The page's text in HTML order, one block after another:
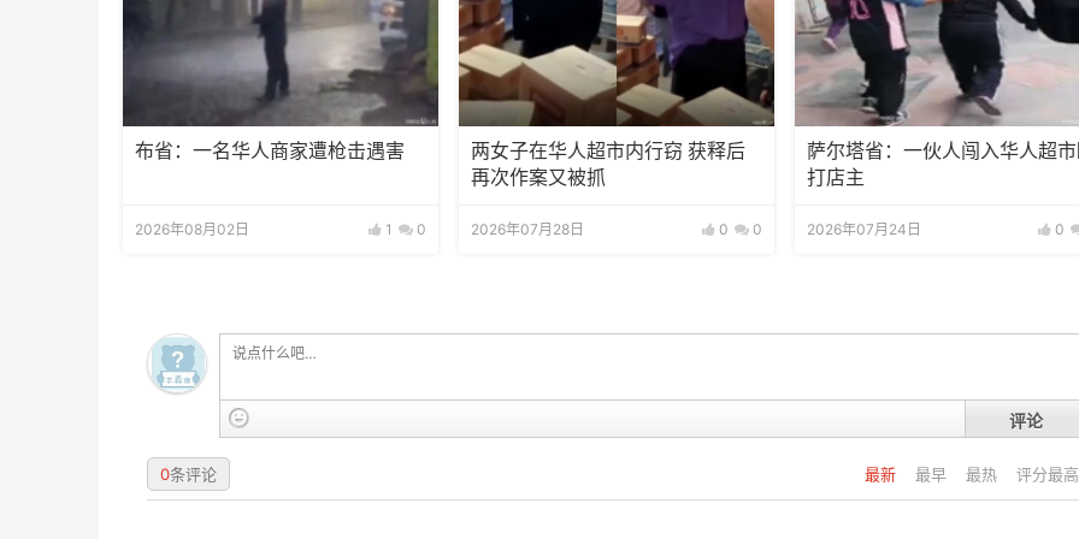
布省：一名华人商家遭枪击遇害
2026年08月02日 1 0
两女子在华人超市内行窃 获释后
再次作案又被抓
2026年07月28日 0 0
萨尔塔省：一伙人闯入华人超
打店主
2026年07月24日 0
评论
最新 最早 最热 评分最高
0条评论